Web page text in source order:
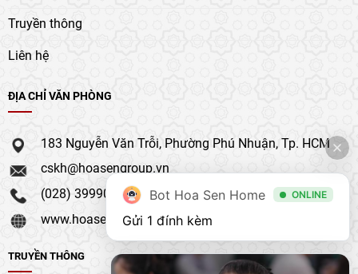
Truyền thông
Liên hệ
ĐỊA CHỈ VĂN PHÒNG
183 Nguyễn Văn Trỗi, Phường Phú Nhuận, Tp. HCM
cskh@hoasengroup.vn
(028) 39990 111
www.hoasengroup.vn
TRUYỀN THÔNG
Bot Hoa Sen Home ONLINE
Gửi 1 đính kèm